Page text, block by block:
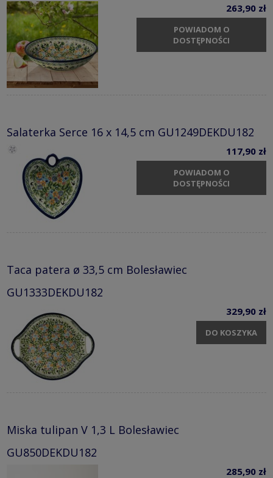
263,90 zł
POWIADOM O
DOSTĘPNOŚCI
Salaterka Serce 16 x 14,5 cm GU1249DEKDU182
117,90 zł
POWIADOM O
DOSTĘPNOŚCI
Taca patera ø 33,5 cm Bolesławiec
GU1333DEKDU182
329,90 zł
DO KOSZYKA
Miska tulipan V 1,3 L Bolesławiec
GU850DEKDU182
285,90 zł